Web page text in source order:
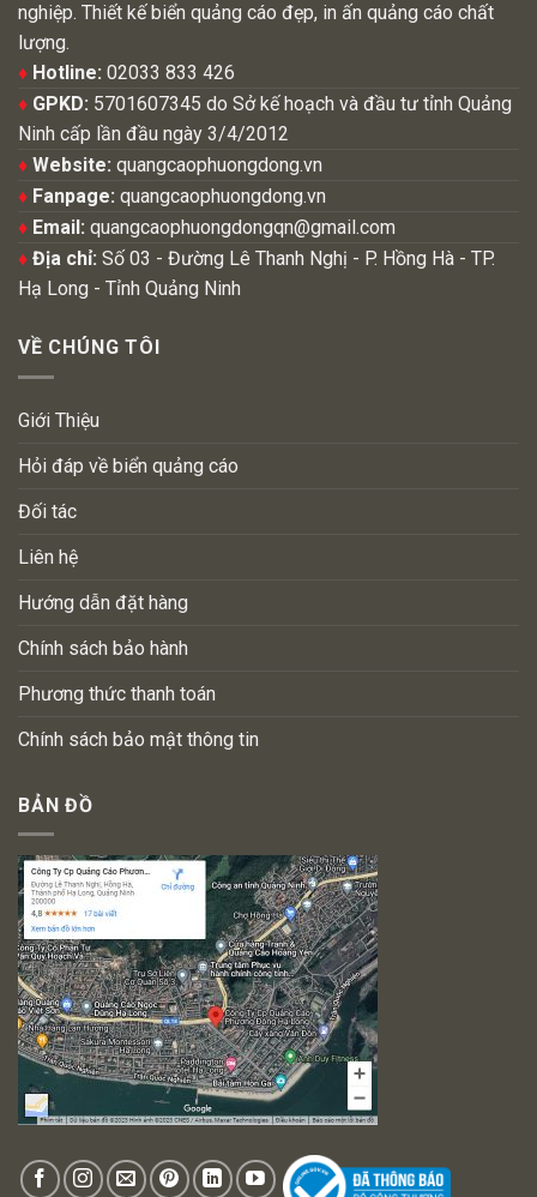
nghiệp. Thiết kế biển quảng cáo đẹp, in ấn quảng cáo chất
lượng.
♦ Hotline: 02033 833 426
♦ GPKD: 5701607345 do Sở kế hoạch và đầu tư tỉnh Quảng
Ninh cấp lần đầu ngày 3/4/2012
♦ Website: quangcaophuongdong.vn
♦ Fanpage: quangcaophuongdong.vn
♦ Email: quangcaophuongdongqn@gmail.com
♦ Địa chỉ: Số 03 - Đường Lê Thanh Nghị - P. Hồng Hà - TP.
Hạ Long - Tỉnh Quảng Ninh
VỀ CHÚNG TÔI
Giới Thiệu
Hỏi đáp về biển quảng cáo
Đối tác
Liên hệ
Hướng dẫn đặt hàng
Chính sách bảo hành
Phương thức thanh toán
Chính sách bảo mật thông tin
BẢN ĐỒ